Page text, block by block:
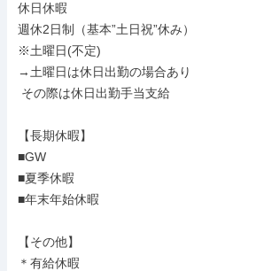
休日休暇
週休2日制（基本”土日祝”休み）
※土曜日(不定)
→土曜日は休日出勤の場合あり
【長期休暇】
■GW
■夏季休暇
■年末年始休暇
【その他】
＊有給休暇